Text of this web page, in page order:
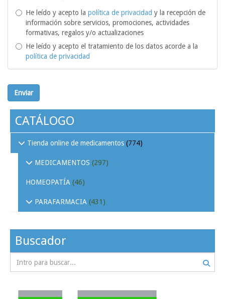
He leído y acepto la política de privacidad y la recepción de
información sobre servicios, promociones, actividades
formativas, regalos y/o actualizaciones
He leído y acepto el tratamiento de los datos acorde a la
política de privacidad
Enviar
CATÁLOGO
Tienda online de medicamentos (774)
MEDICAMENTOS (297)
HOMEOPATÍA (46)
PARAFARMACIA (431)
Buscador